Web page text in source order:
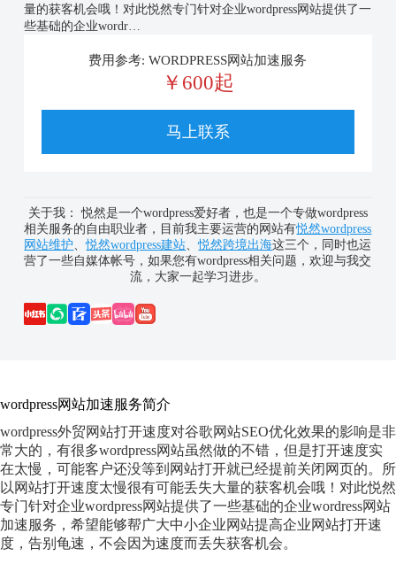
量的获客机会哦！对此悦然专门针对企业wordpress网站提供了一
些基础的企业wordr…
费用参考: WORDPRESS网站加速服务
￥600起
马上联系
关于我： 悦然是一个wordpress爱好者，也是一个专做wordpress
相关服务的自由职业者，目前我主要运营的网站有悦然wordpress
网站维护、悦然wordpress建站、悦然跨境出海这三个，同时也运
营了一些自媒体帐号，如果您有wordpress相关问题，欢迎与我交
流，大家一起学习进步。
wordpress网站加速服务简介
wordpress外贸网站打开速度对谷歌网站SEO优化效果的影响是非
常大的，有很多wordpress网站虽然做的不错，但是打开速度实
在太慢，可能客户还没等到网站打开就已经提前关闭网页的。所
以网站打开速度太慢很有可能丢失大量的获客机会哦！对此悦然
专门针对企业wordpress网站提供了一些基础的企业wordress网站
加速服务，希望能够帮广大中小企业网站提高企业网站打开速
度，告别龟速，不会因为速度而丢失获客机会。